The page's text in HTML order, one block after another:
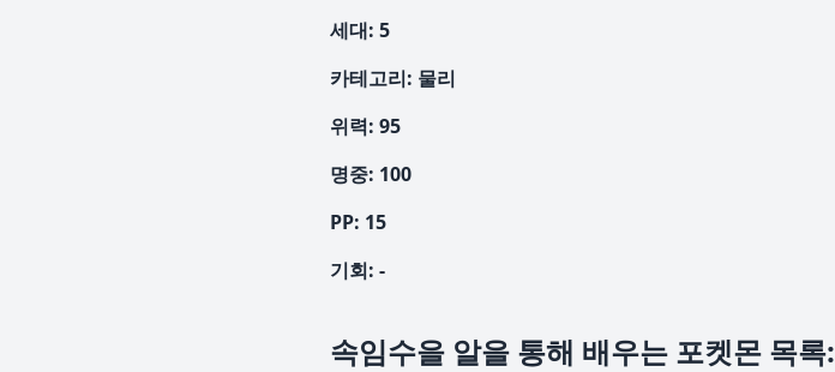
세대: 5
카테고리: 물리
위력: 95
명중: 100
PP: 15
기회: -
속임수을 알을 통해 배우는 포켓몬 목록: